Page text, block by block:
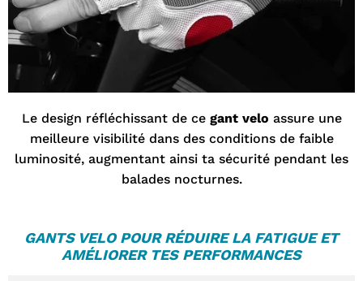
Le design réfléchissant de ce gant velo assure une
meilleure visibilité dans des conditions de faible
luminosité, augmentant ainsi ta sécurité pendant les
balades nocturnes.
GANTS VELOPOUR RÉDUIRE LA FATIGUE ET
AMÉLIORER TES PERFORMANCES